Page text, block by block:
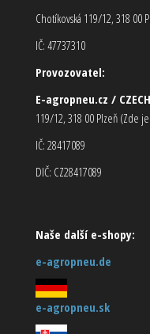
Chotíkovská 119/12, 318 00
IČ: 47737310
Provozovatel:
E-agropneu.cz /
119/12, 318 00 Plzeň (Zde
IČ: 28417089
DIČ: CZ28417089
Naše další e-shopy:
e-agropneu.de
e-agropneu.sk